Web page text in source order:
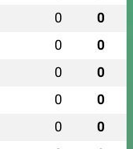
0 0
0 0
0 0
0 0
0 0